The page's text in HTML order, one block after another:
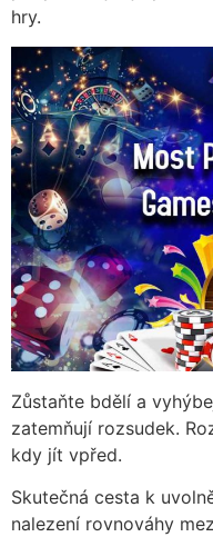
hry.
Zůstaňte bdělí a
zatemňují rozsudek.
kdy jít vpřed.
Skutečná cesta k
nalezení rovnováhy